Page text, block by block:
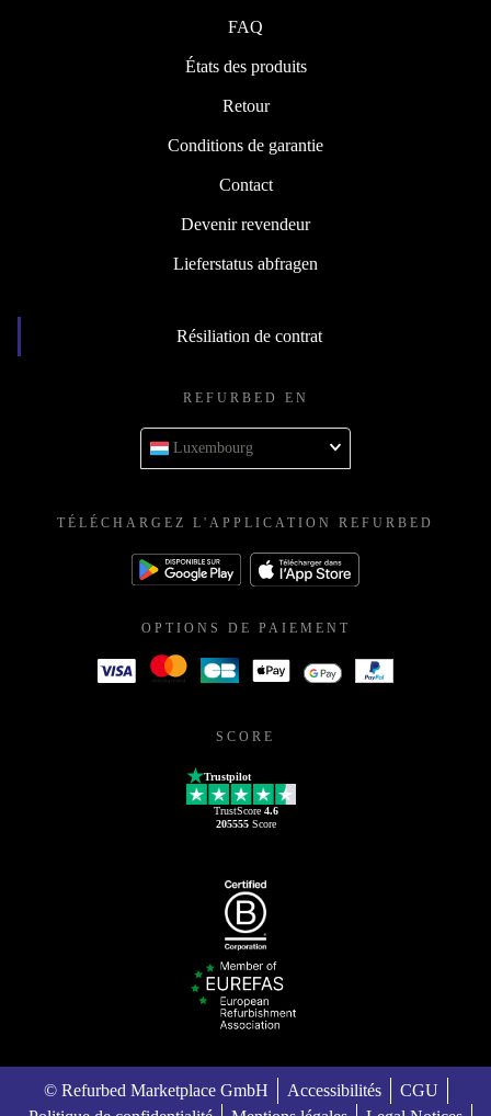
FAQ
États des produits
Retour
Conditions de garantie
Contact
Devenir revendeur
Lieferstatus abfragen
Résiliation de contrat
REFURBED EN
Luxembourg
TÉLÉCHARGEZ L'APPLICATION REFURBED
OPTIONS DE PAIEMENT
SCORE
Trustpilot
TrustScore 4.6
205555Score
© Refurbed Marketplace GmbH Accessibilités
CGU